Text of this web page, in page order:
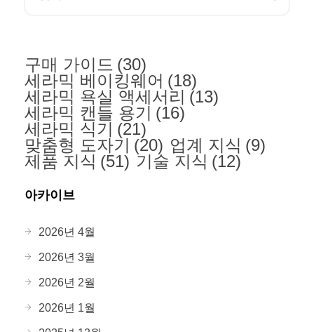
구매 가이드 (30)
세라믹 베이킹웨어 (18)
세라믹 욕실 액세서리 (13)
세라믹 캔들 용기 (16)
세라믹 식기 (21)
맞춤형 도자기 (20) 업계 지식 (9)
제품 지식 (51) 기술 지식 (12)
아카이브
2026년 4월
2026년 3월
2026년 2월
2026년 1월